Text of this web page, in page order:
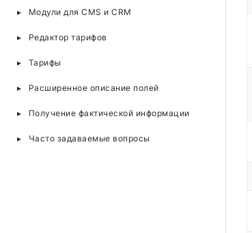
Модули для CMS и CRM
Редактор тарифов
Тарифы
Расширенное описание полей
Получение фактической информации
Часто задаваемые вопросы